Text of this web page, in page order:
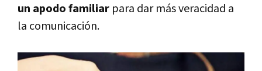
un apodo familiar para dar más veracidad a
la comunicación.